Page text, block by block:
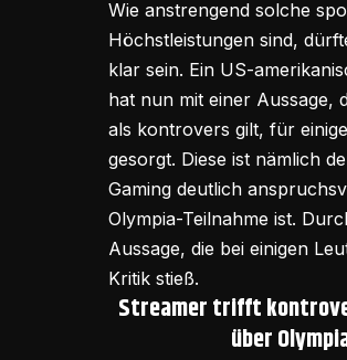
Wie anstrengend solche
Höchstleistungen sind,
klar sein. Ein US-
hat nun mit einer Aussage,
als kontrovers gilt, für
gesorgt. Diese ist nämlich
Gaming deutlich
Olympia-Teilnahme ist.
Aussage, die bei einigen
Kritik stieß.
Streamer trifft
über